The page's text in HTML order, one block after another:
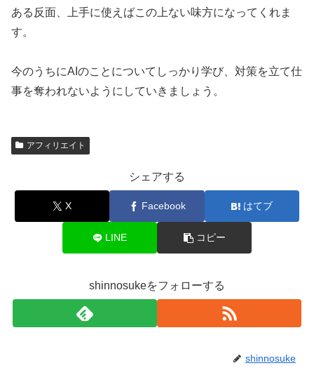
ある反面、上手に使えばこの上ない味方になってくれま
す。
今のうちにAIのことについてしっかり学び、対策を立て仕
事を奪われないようにしていきましょう。
アフィリエイト
シェアする
X Facebook はてブ
LINE コピー
shinnosukeをフォローする
shinnosuke